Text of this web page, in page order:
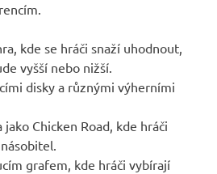
kde se hráči snaží uhodnout,
vyšší nebo nižší.
disky a různými výherními
jako Chicken Road, kde hráči
grafem, kde hráči vybírají